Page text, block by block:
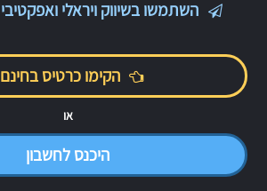
השתמשו בשיווק ויראלי ואפקטיבי
הקימו כרטיס בחינם
או
היכנס לחשבון